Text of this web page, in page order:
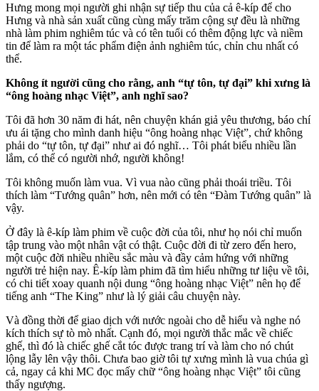
Hưng mong mọi người ghi nhận sự tiếp thu của cả ê-kíp để cho
Hưng và nhà sản xuất cũng cùng mấy trăm cộng sự đều là những
nhà làm phim nghiêm túc và có tên tuổi có thêm động lực và niềm
tin để làm ra một tác phẩm điện ảnh nghiêm túc, chỉn chu nhất có
thể.
Không ít người cũng cho rằng, anh “tự tôn, tự đại” khi xưng là
“ông hoàng nhạc Việt”, anh nghĩ sao?
Tôi đã hơn 30 năm đi hát, nên chuyện khán giả yêu thương, báo chí
ưu ái tặng cho mình danh hiệu “ông hoàng nhạc Việt”, chứ không
phải do “tự tôn, tự đại” như ai đó nghĩ… Tôi phát biểu nhiều lần
lắm, có thể có người nhớ, người không!
Tôi không muốn làm vua. Vì vua nào cũng phải thoái triều. Tôi
thích làm “Tướng quân” hơn, nên mới có tên “Đàm Tướng quân” là
vậy.
Ở đây là ê-kíp làm phim về cuộc đời của tôi, như họ nói chỉ muốn
tập trung vào một nhân vật có thật. Cuộc đời đi từ zero đến hero,
một cuộc đời nhiều nhiều sắc màu và đầy cảm hứng với những
người trẻ hiện nay. Ê-kíp làm phim đã tìm hiểu những tư liệu về tôi,
có chi tiết xoay quanh nội dung “ông hoàng nhạc Việt” nên họ để
tiếng anh “The King” như là lý giải câu chuyện này.
Và đồng thời để giao dịch với nước ngoài cho dễ hiểu và nghe nó
kíc‌h thí‌ch sự tò mò nhất. Cạnh đó, mọi người thắc mắc về chiếc
ghế, thì đó là chiếc ghế cắt tóc được trang trí và làm cho nó chút
lộng lẫy lên vậy thôi. Chưa bao giờ tôi tự xưng mình là vua chúa gì
cả, ngay cả khi MC đọc mấy chữ “ông hoàng nhạc Việt” tôi cũng
thấy ngượng.